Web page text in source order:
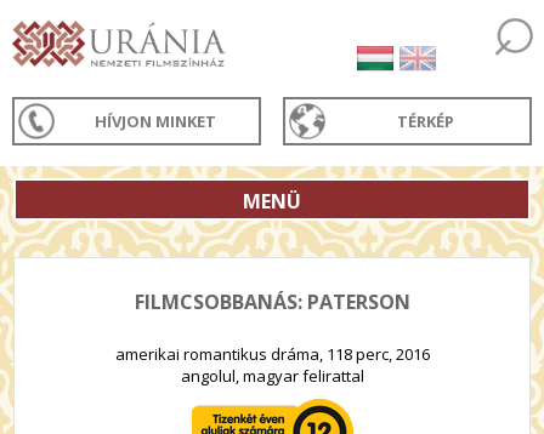
HÍVJON MINKET TÉRKÉP
MENÜ
FILMCSOBBANÁS: PATERSON
amerikai romantikus dráma, 118 perc, 2016
angolul, magyar felirattal